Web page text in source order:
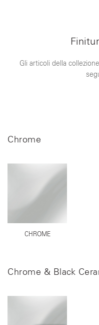
Gli articoli della
Chrome
CHROME
Chrome & Black